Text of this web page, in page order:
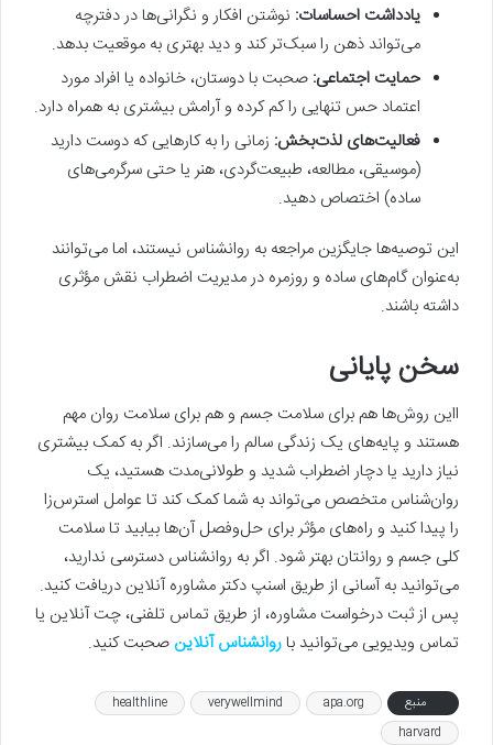
یادداشت احساسات: نوشتن افکار و نگرانی‌ها در دفترچه
می‌تواند ذهن را سبک‌تر کند و دید بهتری به موقعیت بدهد.
حمایت اجتماعی: صحبت با دوستان، خانواده یا افراد مورد
اعتماد حس تنهایی را کم کرده و آرامش بیشتری به همراه دارد.
فعالیت‌های لذت‌بخش: زمانی را به کارهایی که دوست دارید
(موسیقی، مطالعه، طبیعت‌گردی، هنر یا حتی سرگرمی‌های
ساده) اختصاص دهید.
این توصیه‌ها جایگزین مراجعه به روانشناس نیستند، اما می‌توانند
به‌عنوان گام‌های ساده و روزمره در مدیریت اضطراب نقش مؤثری
داشته باشند.
سخن پایانی
ااین روش‌ها هم برای سلامت جسم و هم برای سلامت روان مهم
هستند و پایه‌های یک زندگی سالم را می‌سازند. اگر به کمک بیشتری
نیاز دارید یا دچار اضطراب شدید و طولانی‌مدت هستید، یک
روان‌شناس متخصص می‌تواند به شما کمک کند تا عوامل استرس‌زا
را پیدا کنید و راه‌های مؤثر برای حل‌وفصل آن‌ها بیابید تا سلامت
کلی جسم و روانتان بهتر شود. اگر به روانشناس دسترسی ندارید،
می‌توانید به آسانی از طریق اسنپ دکتر مشاوره آنلاین دریافت کنید.
پس از ثبت درخواست مشاوره، از طریق تماس تلفنی، چت آنلاین یا
تماس ویدیویی می‌توانید باروانشناس آنلاین صحبت کنید.
منبع apa.org
verywellmind
healthline
harvard